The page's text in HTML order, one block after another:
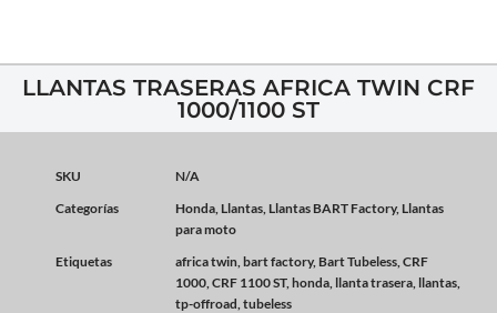
LLANTAS TRASERAS AFRICA TWIN CRF
1000/1100 ST
SKU
N/A
Categorías
Honda, Llantas, Llantas BART Factory, Llantas
para moto
Etiquetas
africa twin,bart factory, Bart Tubeless,CRF
1000,CRF 1100 ST,honda, llanta trasera, llantas,
tp-offroad,tubeless